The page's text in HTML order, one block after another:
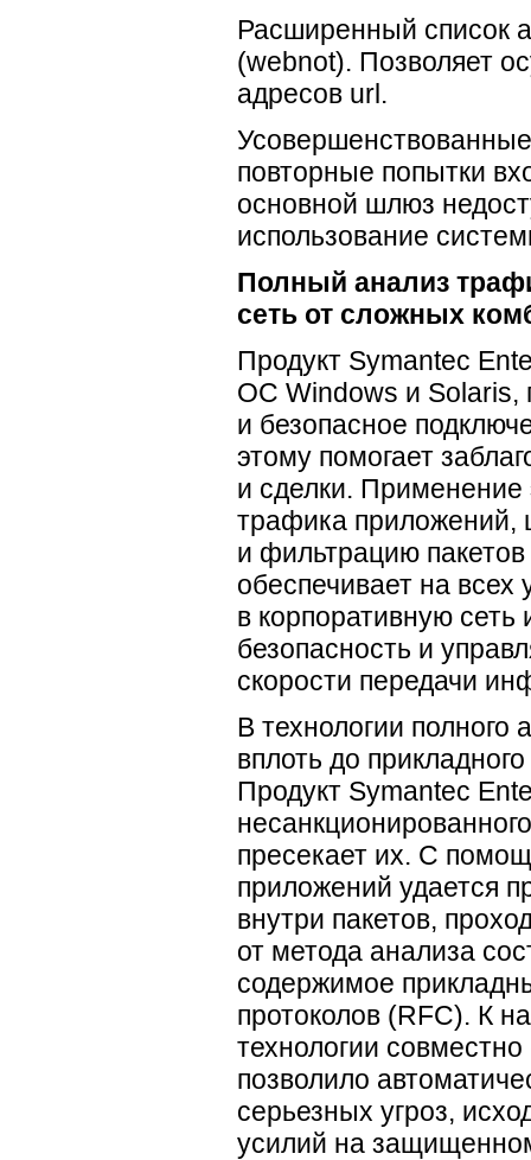
Расширенный список
(webnot). Позволяет
адресов url.
повторные попытки
основной шлюз
использование
Полный анализ
сеть от сложных
Продукт Symantec
ОС Windows и Solaris,
и безопасное
этому помогает
и сделки.
трафика приложений,
и фильтрацию
обеспечивает на
в корпоративную
безопасность и
скорости передачи
В технологии
вплоть до
Продукт Symantec
пресекает их. С
приложений удается
внутри пакетов,
от метода анализа
содержимое
протоколов (RFC). К
технологии
позволило
серьезных угроз,
усилий на